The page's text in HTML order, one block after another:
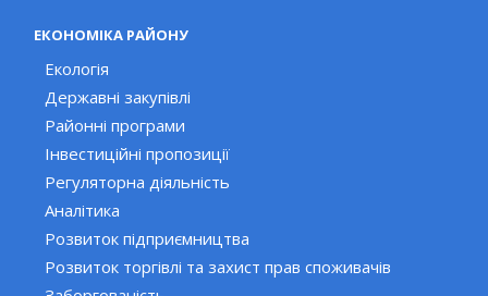
ЕКОНОМІКА РАЙОНУ
Екологія
Державні закупівлі
Районні програми
Інвестиційні пропозиції
Регуляторна діяльність
Аналітика
Розвиток підприємництва
Розвиток торгівлі та захист прав споживачів